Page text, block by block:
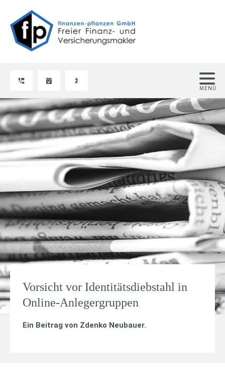
Vorsicht vor Identitätsdiebstahl in
Online-Anlegergruppen
Ein Beitrag von Zdenko Neubauer.